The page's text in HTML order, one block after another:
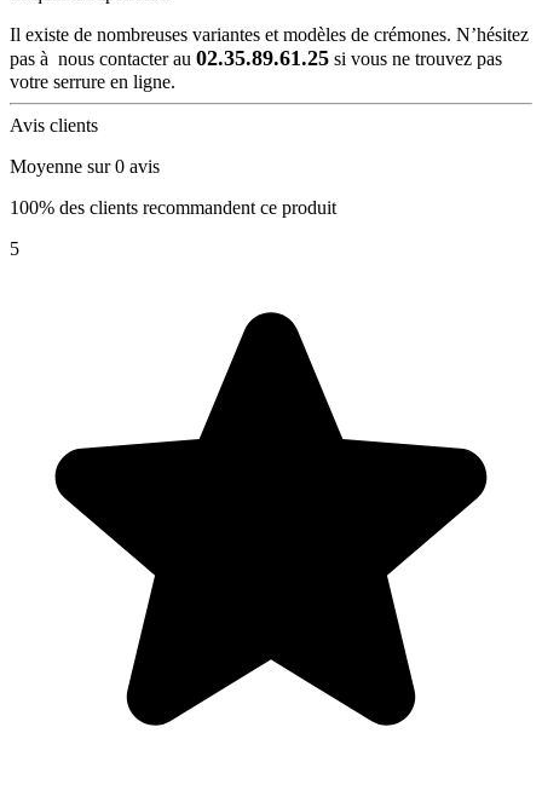
Il existe de nombreuses variantes et modèles de crémones. N’hésitez
pas à nous contacter au 02.35.89.61.25 si vous ne trouvez pas
votre serrure en ligne.
Avis clients
Moyenne sur 0 avis
100% des clients recommandent ce produit
5